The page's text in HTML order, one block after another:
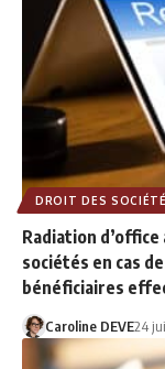
DROIT DES
Radiation
sociétés en cas
bénéficiaires
Caroline DEVE24